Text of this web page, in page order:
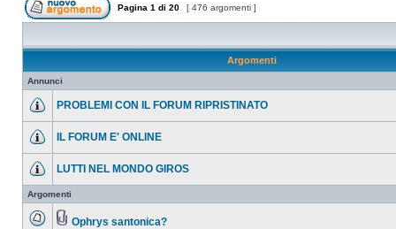
Pagina 1 di 20 [ 476 argomenti ]
Argomenti
Annunci
PROBLEMI CON IL FORUM RIPRISTINATO
IL FORUM E' ONLINE
LUTTI NEL MONDO GIROS
Argomenti
Ophrys santonica?